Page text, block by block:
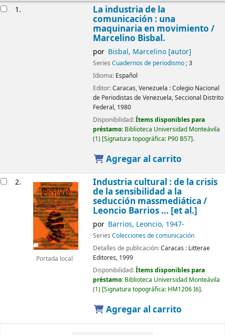
1. La industria de la
comunicación : una
maquinaria en movimiento /
Marcelino Bisbal.
por Bisbal, Marcelino[autor]
Series Cuadernos de periodismo; 3
Idioma: Español
Editor:Caracas, Venezuela :Colegio Nacional
de Periodistas de Venezuela, Seccional Distrito
Federal, 1980
Disponibilidad:Ítems disponibles para
préstamo: Biblioteca Universidad Monteávila
(1) Signatura topográfica: P90 B57 .
Agregar al carrito
2.
Portada local
Industria cultural : de la crisis
de la sensibilidad a la
seducción massmediática /
Leoncio Barrios ... [et al.]
por Barrios, Leoncio, 1947-
Series Colecciones de comunicación
Detalles de publicación:Caracas : Litterae
Editores, 1999
Disponibilidad:Ítems disponibles para
préstamo: Biblioteca Universidad Monteávila
(1) Signatura topográfica: HM1206 I6 .
Agregar al carrito